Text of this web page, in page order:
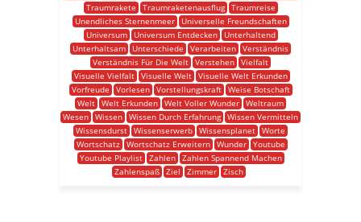
Traumrakete
Traumraketenausflug
Traumreise
Unendliches Sternenmeer
Universelle Freundschaften
Universum
Universum Entdecken
Unterhaltend
Unterhaltsam
Unterschiede Verarbeiten Verständnis
Verständnis Für Die Welt Verstehen Vielfalt
Visuelle Vielfalt
Visuelle Welt
Visuelle Welt Erkunden
Vorfreude
Vorlesen Vorstellungskraft
Weise Botschaft
Welt Welt Erkunden Welt Voller Wunder Weltraum
Wesen Wissen Wissen Durch Erfahrung Wissen Vermitteln
Wissensdurst Wissenserwerb Wissensplanet Worte
Wortschatz
Wortschatz Erweitern Wunder
Youtube
Youtube Playlist
Zahlen
Zahlen Spannend Machen
Zahlenspaß
Ziel Zimmer Zisch